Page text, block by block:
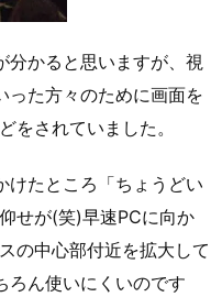
分かると思いますが、視
った方々のために画面を
をされていました。
けたところ「ちょうどい
せが(笑)早速PCに向か
の中心部付近を拡大して
ろん使いにくいのです